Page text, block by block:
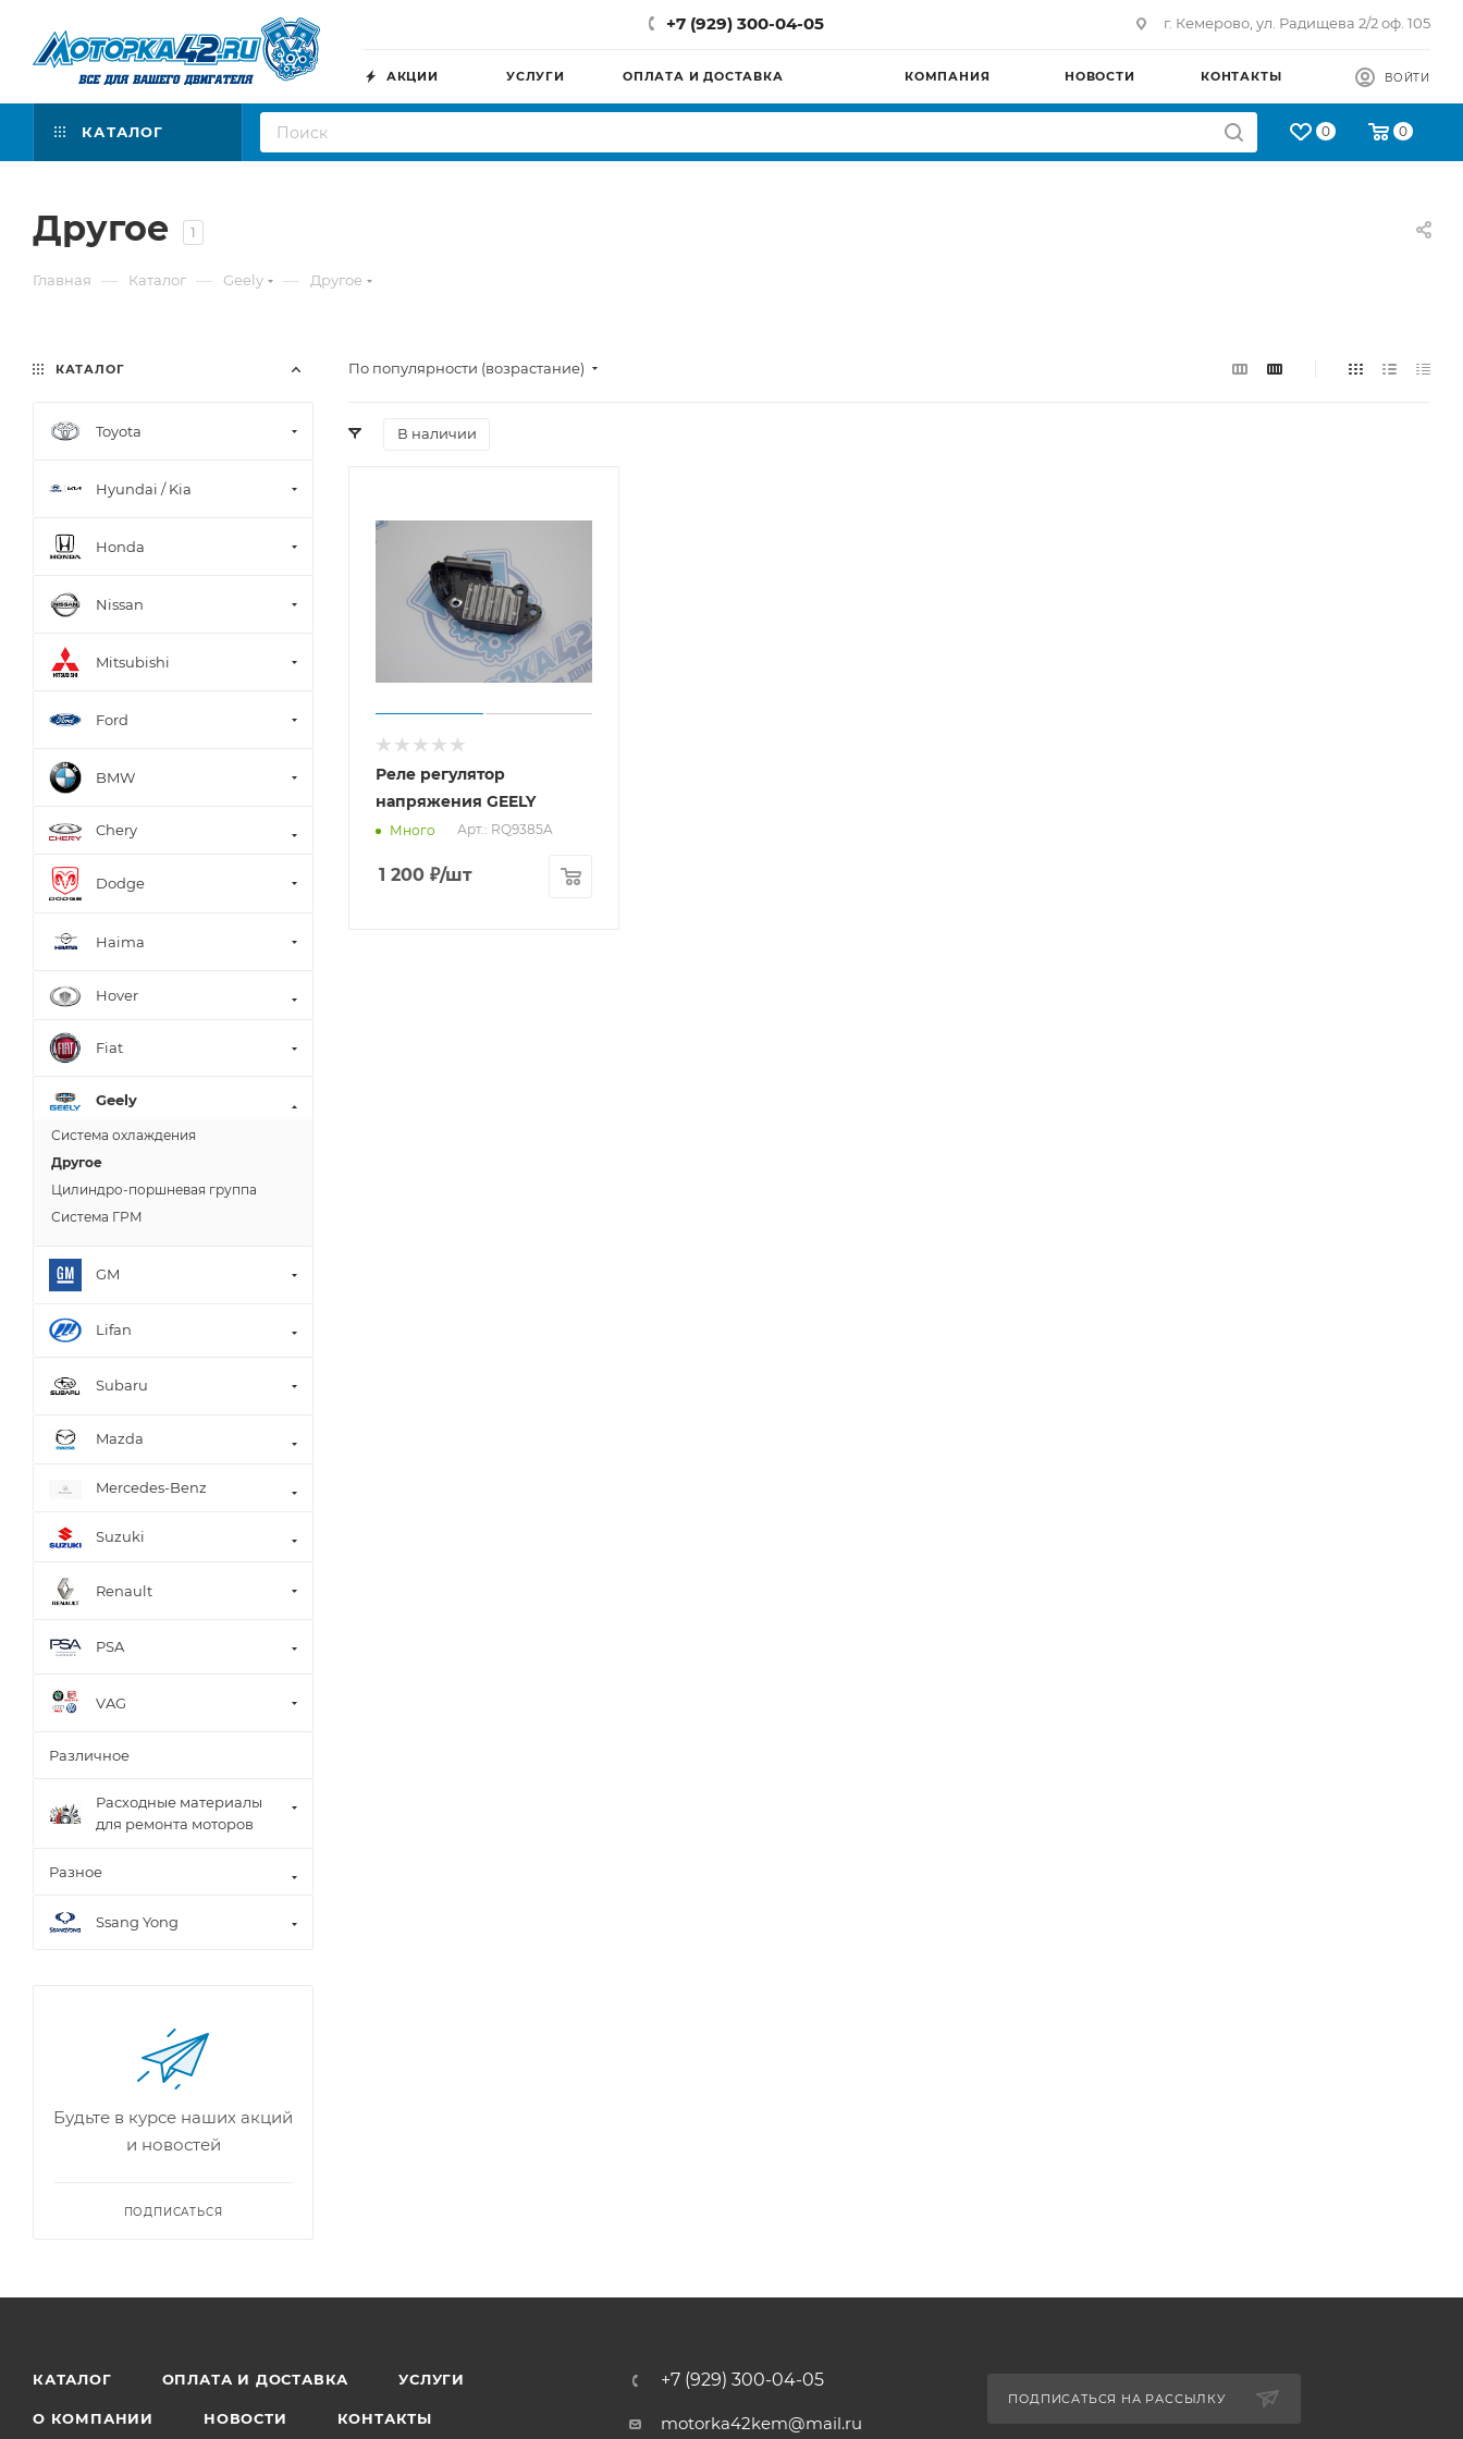
+7 (929) 300-04-05 г. Кемерово, ул. Радищева 2/2 оф. 105
АКЦИИ УСЛУГИ ОПЛАТА И ДОСТАВКА КОМПАНИЯ НОВОСТИ КОНТАКТЫ ВОЙТИ
КАТАЛОГ 0 0
Другое 1
Главная — Каталог — Geely — Другое
По популярности (возрастание)
В наличии
Реле регулятор
напряжения GEELY
Много Арт.: RQ9385A
1 200 ₽/шт
КАТАЛОГ
Toyota
Hyundai / Kia
Honda
Nissan
Mitsubishi
Ford
BMW
Chery
Dodge
Haima
Hover
Fiat
Geely
Система охлаждения
Другое
Цилиндро-поршневая группа
Система ГРМ
GM
Lifan
Subaru
Mazda
Mercedes-Benz
Suzuki
Renault
PSA
VAG
Различное
Расходные материалы
для ремонта моторов
Разное
Ssang Yong
Будьте в курсе наших акций
и новостей
ПОДПИСАТЬСЯ
КАТАЛОГ ОПЛАТА И ДОСТАВКА УСЛУГИ
О КОМПАНИИ НОВОСТИ КОНТАКТЫ
+7 (929) 300-04-05
motorka42kem@mail.ru
ПОДПИСАТЬСЯ НА РАССЫЛКУ